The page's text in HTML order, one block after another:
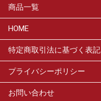
商品一覧
HOME
特定商取引法に基づく表記
プライバシーポリシー
お問い合わせ